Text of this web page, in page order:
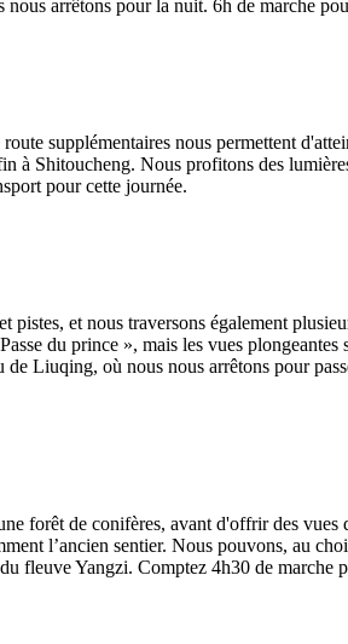
arrêtons pour la nuit. 6h de marche
supplémentaires nous permettent
à Shitoucheng. Nous profitons des
pour cette journée.
et nous traversons également
du prince », mais les vues
Liuqing, où nous nous arrêtons pour
forêt de conifères, avant d'offrir des vues
l’ancien sentier. Nous pouvons, au
fleuve Yangzi. Comptez 4h30 de marche